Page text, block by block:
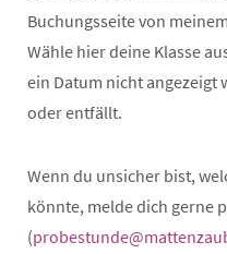
Buchungsseite von
Wähle hier deine Klasse
ein Datum nicht angezeigt
oder entfällt.
Wenn du unsicher bist,
könnte, melde dich gerne
(